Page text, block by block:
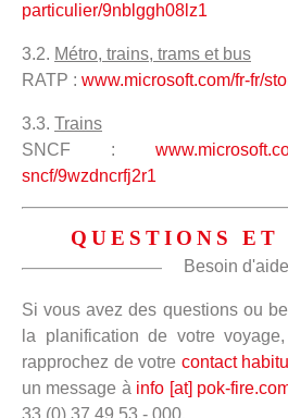
particulier/9nblggh08lz1
3.2. Métro, trains, trams et bus
RATP : www.microsoft.com/fr-fr/
3.3. Trains
SNCF :
sncf/9wzdncrfj2r1
QUESTIONS ET
Besoin
Si vous avez des questions ou
la planification de votre
rapprochez de votre contact
un message à info [at] pok-